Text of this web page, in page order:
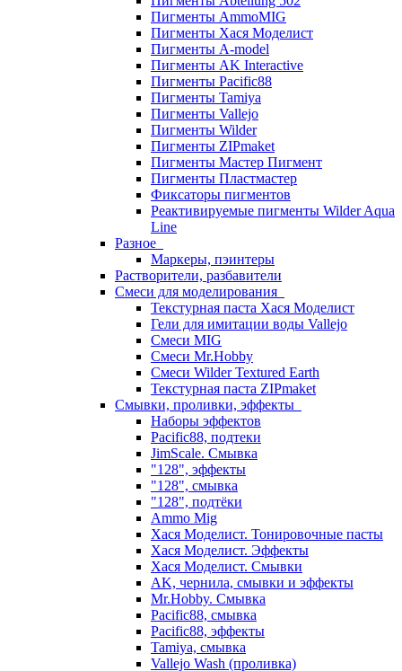
Пигменты AmmoMIG
Пигменты Хася Моделист
Пигменты A-model
Пигменты AK Interactive
Пигменты Pacific88
Пигменты Tamiya
Пигменты Vallejo
Пигменты Wilder
Пигменты ZIPmaket
Пигменты Мастер Пигмент
Пигменты Пластмастер
Фиксаторы пигментов
Реактивируемые пигменты Wilder Aqua
Line
Разное
Маркеры, пэинтеры
Растворители, разбавители
Смеси для моделирования
Текстурная паста Хася Моделист
Гели для имитации воды Vallejo
Смеси MIG
Смеси Mr.Hobby
Смеси Wilder Textured Earth
Текстурная паста ZIPmaket
Смывки, проливки, эффекты
Наборы эффектов
Pacific88, подтеки
JimScale. Смывка
"128", эффекты
"128", смывка
"128", подтёки
Ammo Mig
Хася Моделист. Тонировочные пасты
Хася Моделист. Эффекты
Хася Моделист. Смывки
AK, чернила, смывки и эффекты
Mr.Hobby. Смывка
Pacific88, смывка
Pacific88, эффекты
Tamiya, смывка
Vallejo Wash (проливка)